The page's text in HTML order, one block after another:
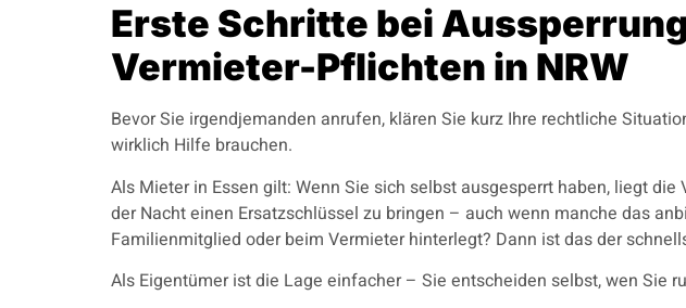
Erste Schritte bei
Vermieter-Pflichten in NRW
Bevor Sie irgendjemanden anrufen, klären Sie kurz Ihre rechtliche
wirklich Hilfe brauchen.
Als Mieter in Essen gilt: Wenn Sie sich selbst ausgesperrt haben, liegt
der Nacht einen Ersatzschlüssel zu bringen – auch wenn manche das
Familienmitglied oder beim Vermieter hinterlegt? Dann ist das der
Als Eigentümer ist die Lage einfacher – Sie entscheiden selbst, wen Sie